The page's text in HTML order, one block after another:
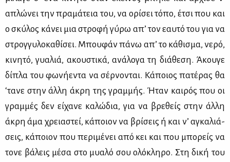
απλώ­νει την πρα­μά­τεια του, να ορί­σει τό­πο, έτσι που και
ο σκύ­λος κά­νει μια στρο­φή γύ­ρω απ’ τον εαυ­τό του για να
στρογ­γυ­λο­κα­θί­σει. Μπου­φάν πά­νω απ’ το κά­θι­σμα, νε­ρό,
κι­νη­τό, γυα­λιά, ακου­στι­κά, ανά­λο­γα τη διά­θε­ση. Άκου­γε
δί­πλα του φω­νή­ε­ντα να σέρ­νο­νται. Κά­ποιος πα­τέ­ρας θα
‘τα­νε στην άλ­λη άκρη της γραμ­μής. Ήταν και­ρός που οι
γραμ­μές δεν εί­χα­νε κα­λώ­δια, για να βρε­θείς στην άλ­λη
άκρη άμα χρεια­στεί, κά­ποιον να βρί­σεις ή και ν’ αγκα­λιά­
σεις, κά­ποιον που πε­ρι­μέ­νει από κει και που μπο­ρείς να
το­νε βά­λεις μέ­σα στο μυα­λό σου ολό­κλη­ρο. Στη δι­κή του